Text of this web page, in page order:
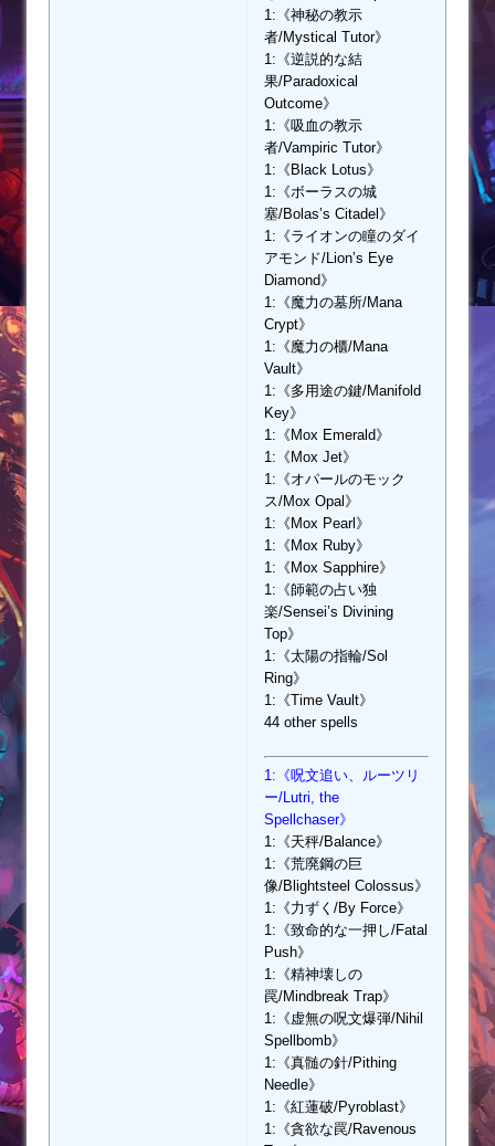
1:《神秘の教示
者/Mystical Tutor》
1:《逆説的な結
果/Paradoxical
Outcome》
1:《吸血の教示
者/Vampiric Tutor》
1:《Black Lotus》
1:《ボーラスの城
塞/Bolas’s Citadel》
1:《ライオンの瞳のダイ
アモンド/Lion’s Eye
Diamond》
1:《魔力の墓所/Mana
Crypt》
1:《魔力の櫃/Mana
Vault》
1:《多用途の鍵/Manifold
Key》
1:《Mox Emerald》
1:《Mox Jet》
1:《オパールのモック
ス/Mox Opal》
1:《Mox Pearl》
1:《Mox Ruby》
1:《Mox Sapphire》
1:《師範の占い独
楽/Sensei’s Divining
Top》
1:《太陽の指輪/Sol
Ring》
1:《Time Vault》
44 other spells
1:《呪文追い、ルーツリ
ー/Lutri, the
Spellchaser》
1:《天秤/Balance》
1:《荒廃鋼の巨
像/Blightsteel Colossus》
1:《力ずく/By Force》
1:《致命的な一押し/Fatal
Push》
1:《精神壊しの
罠/Mindbreak Trap》
1:《虚無の呪文爆弾/Nihil
Spellbomb》
1:《真髄の針/Pithing
Needle》
1:《紅蓮破/Pyroblast》
1:《貪欲な罠/Ravenous